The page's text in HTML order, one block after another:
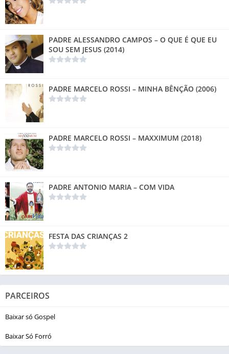
PADRE ALESSANDRO CAMPOS – O QUE É QUE EU
SOU SEM JESUS (2014)
PADRE MARCELO ROSSI – MINHA BÊNÇÃO (2006)
PADRE MARCELO ROSSI – MAXXIMUM (2018)
PADRE ANTONIO MARIA – COM VIDA
FESTA DAS CRIANÇAS 2
PARCEIROS
Baixar só Gospel
Baixar Só Forró